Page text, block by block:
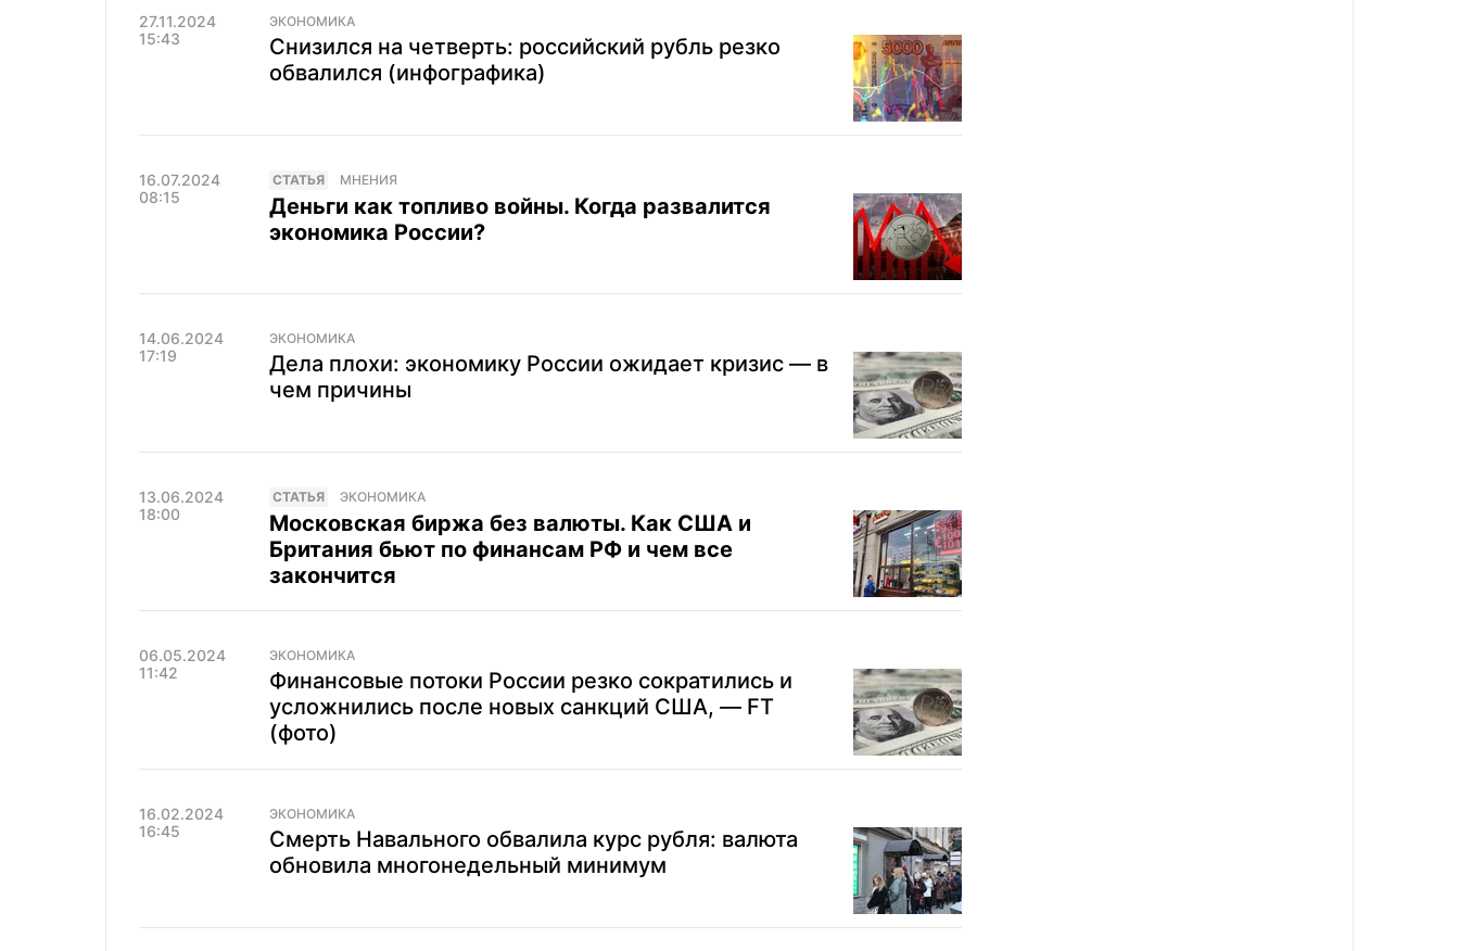
27.11.2024
15:43
ЭКОНОМИКА
Снизился на четверть: российский рубль резко
обвалился (инфографика)
16.07.2024
08:15
CТАТЬЯ МНЕНИЯ
Деньги как топливо войны. Когда развалится
экономика России?
14.06.2024
17:19
ЭКОНОМИКА
Дела плохи: экономику России ожидает кризис — в
чем причины
13.06.2024
18:00
CТАТЬЯ ЭКОНОМИКА
Московская биржа без валюты. Как США и
Британия бьют по финансам РФ и чем все
закончится
06.05.2024
11:42
ЭКОНОМИКА
Финансовые потоки России резко сократились и
усложнились после новых санкций США, — FT
(фото)
16.02.2024
16:45
ЭКОНОМИКА
Смерть Навального обвалила курс рубля: валюта
обновила многонедельный минимум